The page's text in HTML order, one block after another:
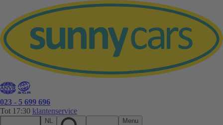
023 - 5 699 696
Tot 17:30 klantenservice
NL Menu